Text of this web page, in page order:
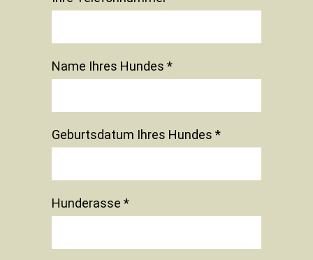
Name Ihres Hundes *
Geburtsdatum Ihres Hundes *
Hunderasse *